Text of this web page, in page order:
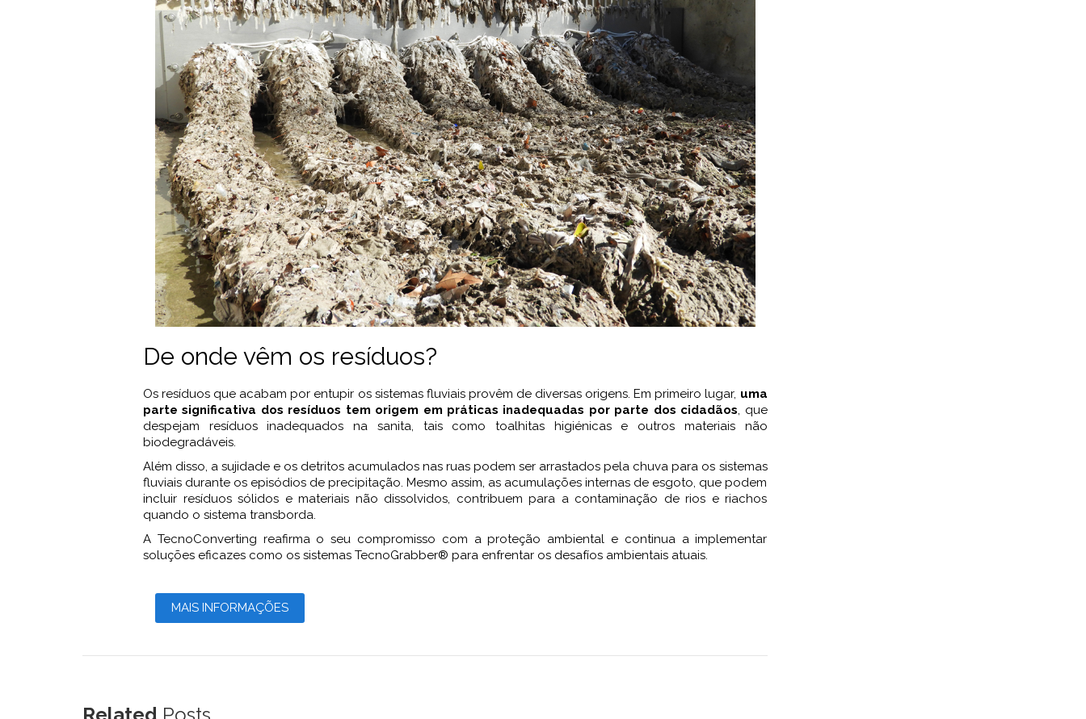
De onde vêm os resíduos?
Os resíduos que acabam por entupir os sistemas fluviais provêm de diversas origens. Em primeiro lugar, uma
parte significativa dos resíduos tem origem em práticas inadequadas por parte dos cidadãos, que
despejam resíduos inadequados na sanita, tais como toalhitas higiénicas e outros materiais não
biodegradáveis.
Além disso, a sujidade e os detritos acumulados nas ruas podem ser arrastados pela chuva para os sistemas
fluviais durante os episódios de precipitação. Mesmo assim, as acumulações internas de esgoto, que podem
incluir resíduos sólidos e materiais não dissolvidos, contribuem para a contaminação de rios e riachos
quando o sistema transborda.
A TecnoConverting reafirma o seu compromisso com a proteção ambiental e continua a implementar
soluções eficazes como os sistemas TecnoGrabber® para enfrentar os desafíos ambientais atuais.
MAIS INFORMAÇÕES